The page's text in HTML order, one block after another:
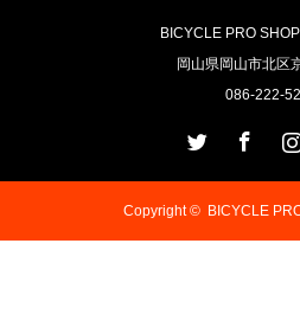
BICYCLE PRO
岡山県岡山市北区
086-222-
Copyright © BICYCLE